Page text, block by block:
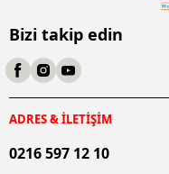
Bizi takip edin
ADRES & İLETİŞİM
0216 597 12 10